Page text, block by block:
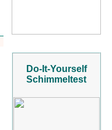
Do-It-Yourself
Schimmeltest